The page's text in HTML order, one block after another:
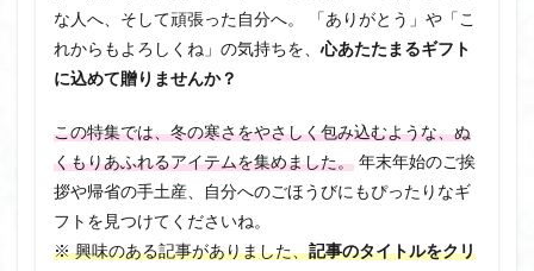
な人へ、そして頑張った自分へ。 「ありがとう」や「こ
れからもよろしくね」の気持ちを、 心あたたまるギフト
に込めて贈りませんか？
この特集では、冬の寒さをやさしく包み込むような、ぬ
くもりあふれるアイテムを集めました。 年末年始のご挨
拶や帰省の手土産、自分へのごほうびにもぴったりなギ
フトを見つけてくださいね。
※ 興味のある記事がありました、記事のタイトルをクリ